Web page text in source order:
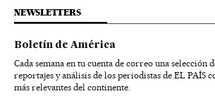
NEWSLETTERS
Boletín de América
Cada semana en tu cuenta de correo una selección
reportajes y análisis de los periodistas de EL PAÍS
más relevantes del continente.